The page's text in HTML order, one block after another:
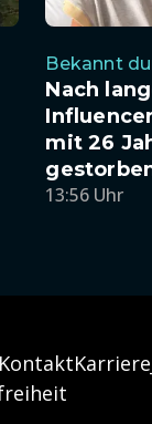
Bekannt
Nach
mit 26
13:56 Uhr
KontaktKarriere